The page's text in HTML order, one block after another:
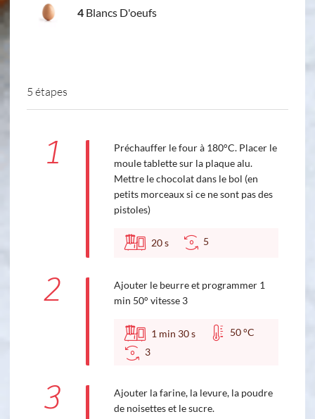
4 Blancs D'oeufs
5 étapes
1
Préchauffer le four à 180°C. Placer le
moule tablette sur la plaque alu.
Mettre le chocolat dans le bol (en
petits morceaux si ce ne sont pas des
pistoles)
20s 5
2
Ajouter le beurre et programmer 1
min 50° vitesse 3
1 min 30s
50 °C
3
3
Ajouter la farine, la levure, la poudre
de noisettes et le sucre.